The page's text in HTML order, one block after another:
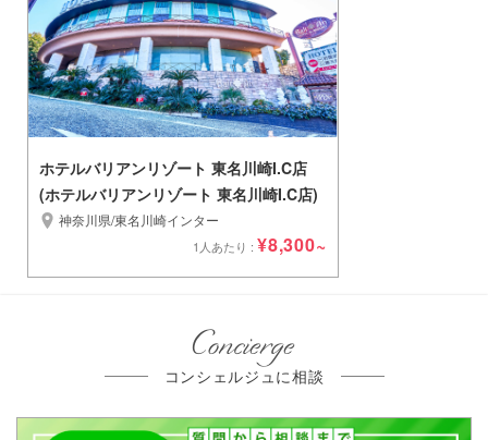
ホテルバリアンリゾート 東名川崎I.C店
(ホテルバリアンリゾート 東名川崎I.C店)
神奈川県/東名川崎インター
1人あたり : ¥8,300~
Concierge
コンシェルジュに相談